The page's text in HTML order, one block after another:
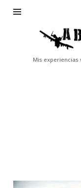
Baja
Cota
Mis experiencias